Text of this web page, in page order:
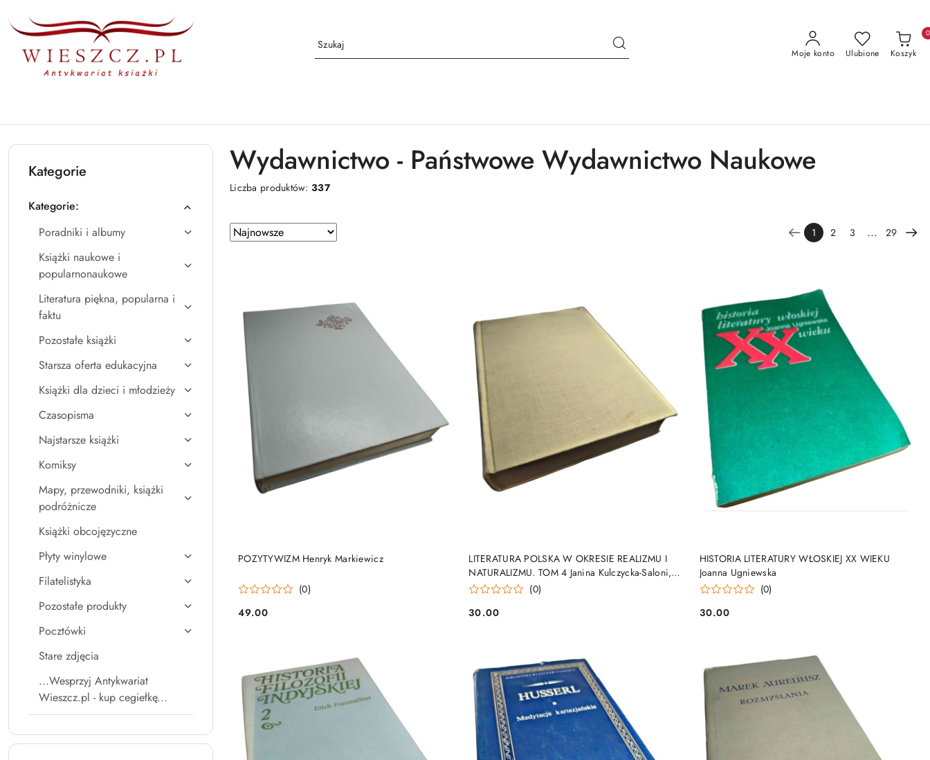
Przejdź do treści głównej
Przejdź do wyszukiwarki
Przejdź do moje konto
Przejdź do menu głównego
Przejdź do stopki
Moje konto Ulubione Koszyk
0
Kategorie
Kategorie:
Poradniki i albumy
Książki naukowe i
popularnonaukowe
Literatura piękna, popularna i
faktu
Pozostałe książki
Starsza oferta edukacyjna
Książki dla dzieci i młodzieży
Czasopisma
Najstarsze książki
Komiksy
Mapy, przewodniki, książki
podróżnicze
Książki obcojęzyczne
Płyty winylowe
Filatelistyka
Pozostałe produkty
Pocztówki
Stare zdjęcia
...Wesprzyj Antykwariat
Wieszcz.pl - kup cegiełkę...
Wydawnictwo - Państwowe Wydawnictwo Naukowe
Liczba produktów:337
Zastosowano
sortowanie:
Sortuj
według
1 2 3 ... 29
POZYTYWIZM Henryk Markiewicz
(0)
Cena:
49.00
DO KOSZYKA
LITERATURA POLSKA W OKRESIE REALIZMU I
NATURALIZMU. TOM 4 Janina Kulczycka-Saloni,
Henryk Markiewicz, Zbigniew Żabicki (red.)
(0)
Cena:
30.00
DO KOSZYKA
HISTORIA LITERATURY WŁOSKIEJ XX WIEKU
Joanna Ugniewska
(0)
Cena:
30.00
DO KOSZYKA